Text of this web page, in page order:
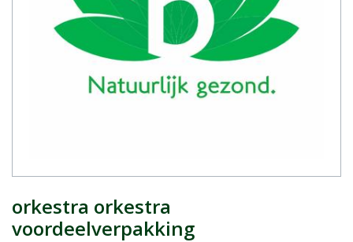
orkestra orkestra
voordeelverpakking